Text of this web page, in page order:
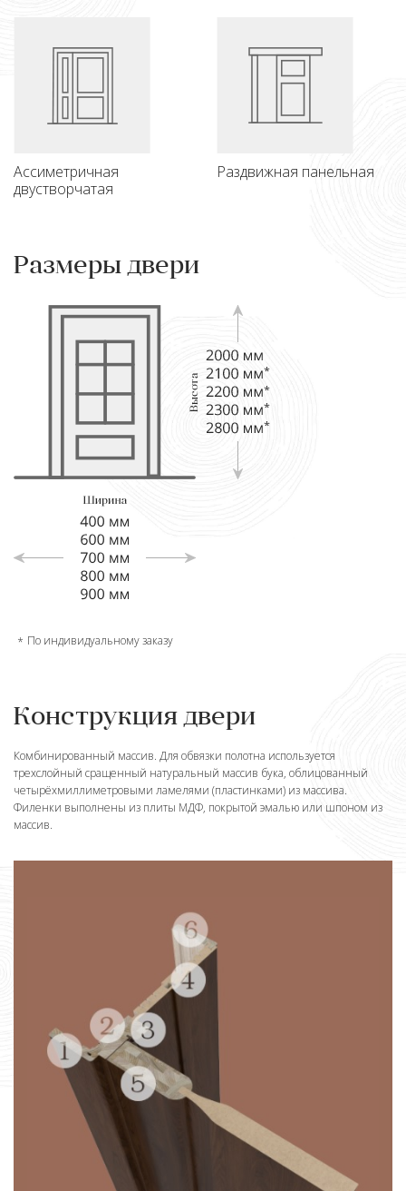
Ассиметричная
двустворчатая
Раздвижная панельная
Размеры двери
По индивидуальному заказу
Конструкция двери
Комбинированный массив. Для обвязки полотна используется
трехслойный сращенный натуральный массив бука, облицованный
четырёхмиллиметровыми ламелями (пластинками) из массива.
Филенки выполнены из плиты МДФ, покрытой эмалью или шпоном из
массив.